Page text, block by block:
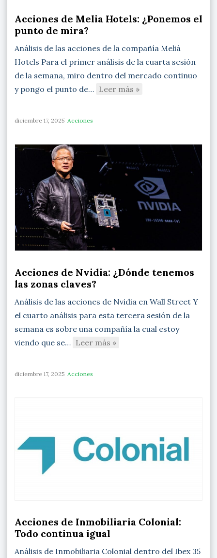
Acciones de Melia Hotels: ¿Ponemos el
punto de mira?
Análisis de las acciones de la compañía Meliá
Hotels Para el primer análisis de la cuarta sesión
de la semana, miro dentro del mercado continuo
y pongo el punto de… Leer más »
diciembre 17, 2025 Acciones
Acciones de Nvidia: ¿Dónde tenemos
las zonas claves?
Análisis de las acciones de Nvidia en Wall Street Y
el cuarto análisis para esta tercera sesión de la
semana es sobre una compañía la cual estoy
viendo que se… Leer más »
diciembre 17, 2025 Acciones
Acciones de Inmobiliaria Colonial:
Todo continua igual
Análisis de Inmobiliaria Colonial dentro del Ibex 35